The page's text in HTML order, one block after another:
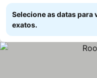
Selecione as datas para
exatos.